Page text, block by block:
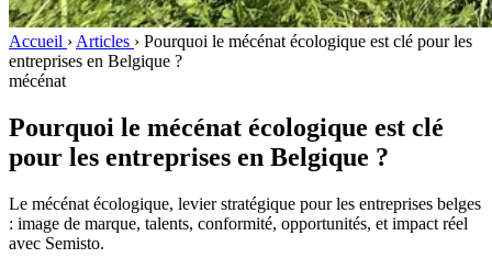
Accueil › Articles › Pourquoi le mécénat écologique est clé pour les
entreprises en Belgique ?
mécénat
Pourquoi le mécénat écologique est clé
pour les entreprises en Belgique ?
Le mécénat écologique, levier stratégique pour les entreprises belges
: image de marque, talents, conformité, opportunités, et impact réel
avec Semisto.